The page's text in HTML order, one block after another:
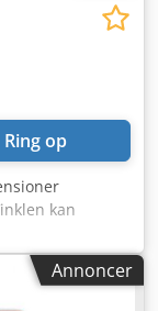
Ring op
kan
Hz Dsdpfx Asx
rør: 3/4", 1/2",
Annoncer